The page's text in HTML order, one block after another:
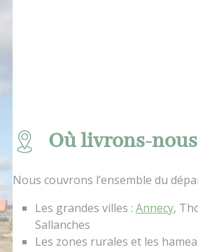
Où livrons-
Nous couvrons l’ensemble du
Les grandes villes : Annecy,
Sallanches
Les zones rurales et les